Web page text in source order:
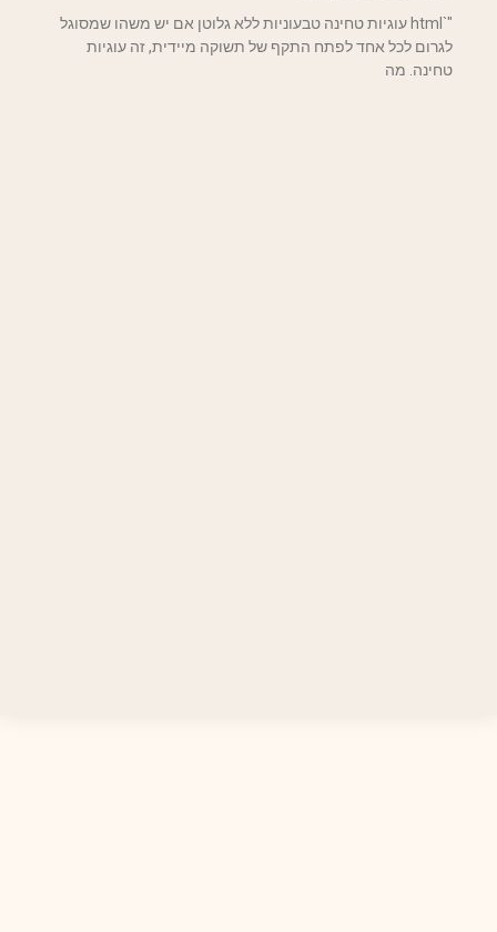
"`html עוגיות טחינה טבעוניות ללא גלוטן אם יש משהו שמסוגל
לגרום לכל אחד לפתח התקף של תשוקה מיידית, זה עוגיות
טחינה. מה